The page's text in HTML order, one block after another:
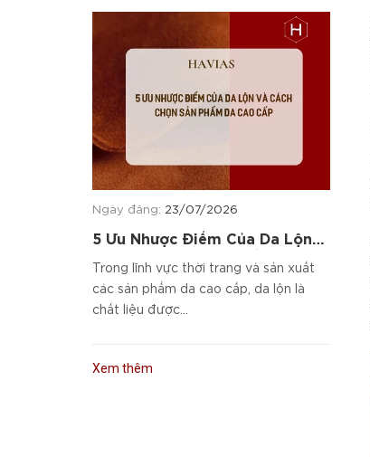
Ngày đăng: 23/07/2026
5 Ưu Nhược Điểm Của Da Lộn
Và Cách Chọn Sản Phẩm Da
Cao Cấp
Trong lĩnh vực thời trang và sản xuất
các sản phẩm da cao cấp, da lộn là
chất liệu được...
Xem thêm